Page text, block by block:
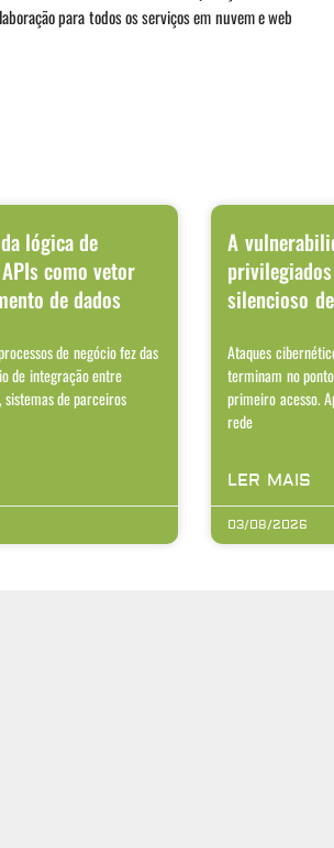
para todos os serviços em nuvem e web
lógica de
como vetor
de dados
de negócio fez das
de integração entre
de parceiros
A
silencioso
Ataques
terminam no
primeiro acesso.
rede
LER MAIS
03/08/2026